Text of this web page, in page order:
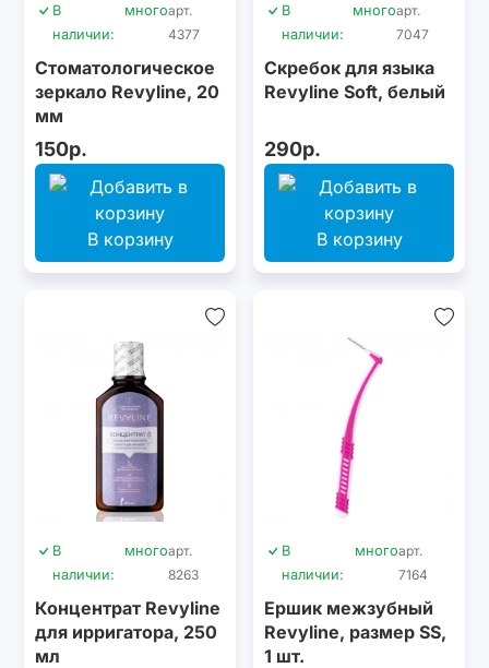
В
наличии:
многоарт.
4377
Стоматологическое
зеркало Revyline, 20
мм
150р.
В корзину
В
наличии:
многоарт.
7047
Скребок для языка
Revyline Soft, белый
290р.
В корзину
В
наличии:
многоарт.
8263
Концентрат Revyline
для ирригатора, 250
мл
В
наличии:
многоарт.
7164
Ершик межзубный
Revyline, размер SS,
1 шт.